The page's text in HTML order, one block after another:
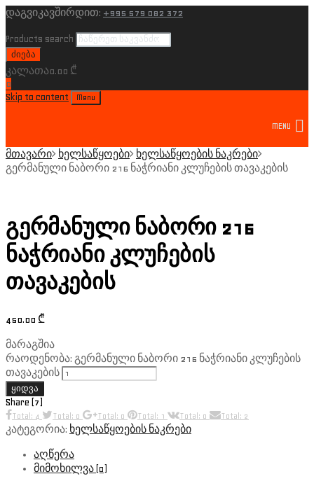
დაგვიკავშირდით: +995 579 082 372
Products search
ძიება
კალათა0.00 ₾
0
Skip to content
Menu
MENU
მთავარი ხელსაწყოები ხელსაწყოების ნაკრები
გერმანული ნაბორი 216 ნაჭრიანი კლუჩების თავაკების
გერმანული ნაბორი 216
ნაჭრიანი კლუჩების
თავაკების
450.00 ₾
მარაგშია
რაოდენობა: გერმანული ნაბორი 216 ნაჭრიანი კლუჩების
თავაკების
ყიდვა
Share (7)
Total: 4 Total: 0 Total: 0 Total: 1 Total: 0 Total: 2
კატეგორია: ხელსაწყოების ნაკრები
აღწერა
მიმოხილვა (0)